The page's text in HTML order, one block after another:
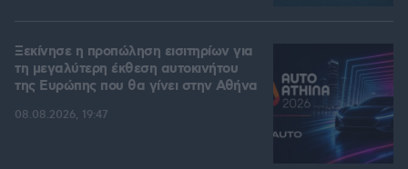
Ξεκίνησε η προπώληση εισιτηρίων για
τη μεγαλύτερη έκθεση αυτοκινήτου
της Ευρώπης που θα γίνει στην Αθήνα
08.08.2026, 19:47